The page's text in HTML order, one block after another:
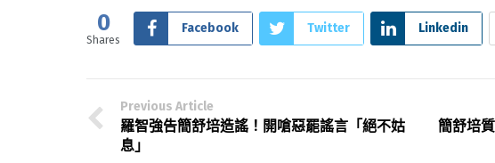
0
Shares
Facebook Twitter Linkedin
Previous Article
羅智強告簡舒培造謠！開嗆惡罷謠言「絕不姑
息」
簡舒培